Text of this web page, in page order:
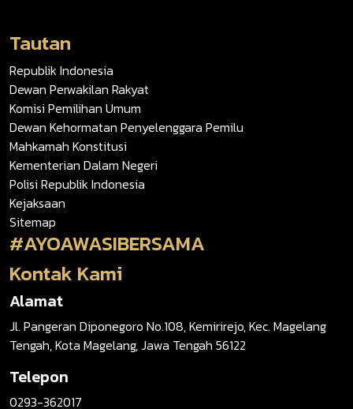
Tautan
Republik Indonesia
Dewan Perwakilan Rakyat
Komisi Pemilihan Umum
Dewan Kehormatan Penyelenggara Pemilu
Mahkamah Konstitusi
Kementerian Dalam Negeri
Polisi Republik Indonesia
Kejaksaan
Sitemap
#AYOAWASIBERSAMA
Kontak Kami
Alamat
Jl. Pangeran Diponegoro No.108, Kemirirejo, Kec. Magelang
Tengah, Kota Magelang, Jawa Tengah 56122
Telepon
0293-362017